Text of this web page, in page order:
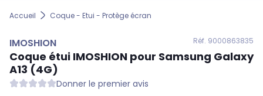
Accueil Coque - Etui - Protège écran
IMOSHION Réf. 9000863835
Coque étui IMOSHION pour Samsung Galaxy
A13 (4G)
Donner le premier avis